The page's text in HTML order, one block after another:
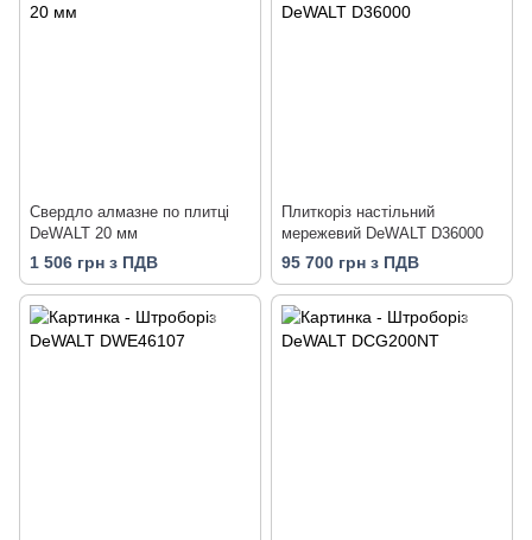
Свердло алмазне по плитці
DeWALT 20 мм
1 506 грн з ПДВ
Плиткоріз настільний
мережевий DeWALT D36000
95 700 грн з ПДВ